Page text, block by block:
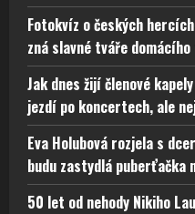
Fotokvíz o českých
zná slavné tváře
Jak dnes žijí členové
jezdí po koncertech, ale
Eva Holubová rozjela s
budu zastydlá puberťačka
50 let od nehody Nikiho